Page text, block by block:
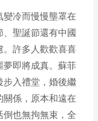
變冷而慢慢壟罩在
、聖誕節還有中國
。許多人歡歡喜喜
夢即將成真。蘇菲
步入禮堂，婚後繼
關係，原本和遠在
倒也無拘無束，全